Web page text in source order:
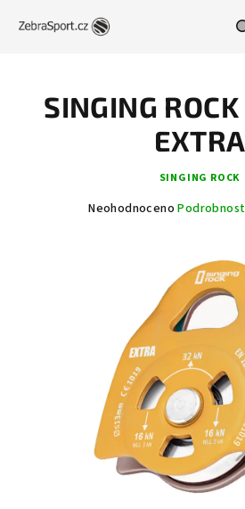
SINGING
EXTRA
SINGING ROCK
Průměrné
hvězdiček.
Neohodnoceno